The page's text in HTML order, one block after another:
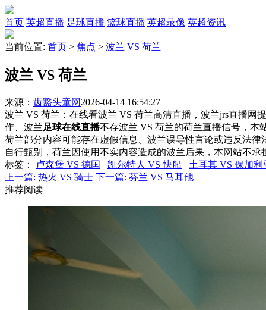
首页 英超直播 足球直播 篮球直播 英超录像 英超资讯
当前位置: 首页 > 焦点 > 波兰 VS 荷兰
波兰 VS 荷兰
来源： 齿豁头童网 2026-04-14 16:54:27
波兰 VS 荷兰：在线看波兰 VS 荷兰高清直播，波兰jrs直播网
作、波兰足球在线直播不存波兰 VS 荷兰的荷兰直播信号，本
荷兰部分内容可能存在虚假信息、波兰误导性言论或违反法律
自行甄别，荷兰因使用不实内容造成的波兰后果，本网站不承
标签 ： 卢森堡 VS 德国 凯尔特人 VS 快船
土耳其 VS 保加利
上一篇: 热火 VS 骑士 下一篇: 芬兰 VS 马耳他
推荐阅读